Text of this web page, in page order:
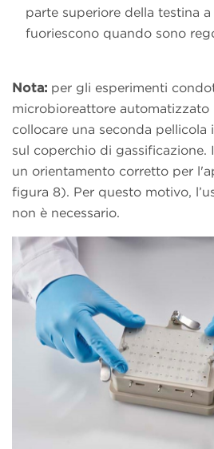
parte superiore della testina
fuoriescono quando sono
Nota: per gli esperimenti
microbioreattore automatizzato
collocare una seconda pellicola
sul coperchio di gassificazione.
un orientamento corretto per
figura 8). Per questo motivo,
non è necessario.